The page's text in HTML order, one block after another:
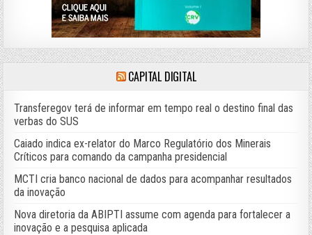
CAPITAL DIGITAL
Transferegov terá de informar em tempo real o destino final das
verbas do SUS
Caiado indica ex-relator do Marco Regulatório dos Minerais
Críticos para comando da campanha presidencial
MCTI cria banco nacional de dados para acompanhar resultados
da inovação
Nova diretoria da ABIPTI assume com agenda para fortalecer a
inovação e a pesquisa aplicada